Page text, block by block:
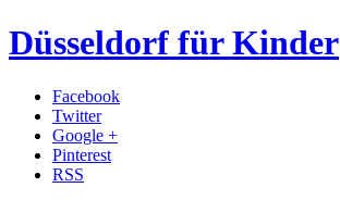
Düsseldorf für Kinder
Facebook
Twitter
Google +
Pinterest
RSS